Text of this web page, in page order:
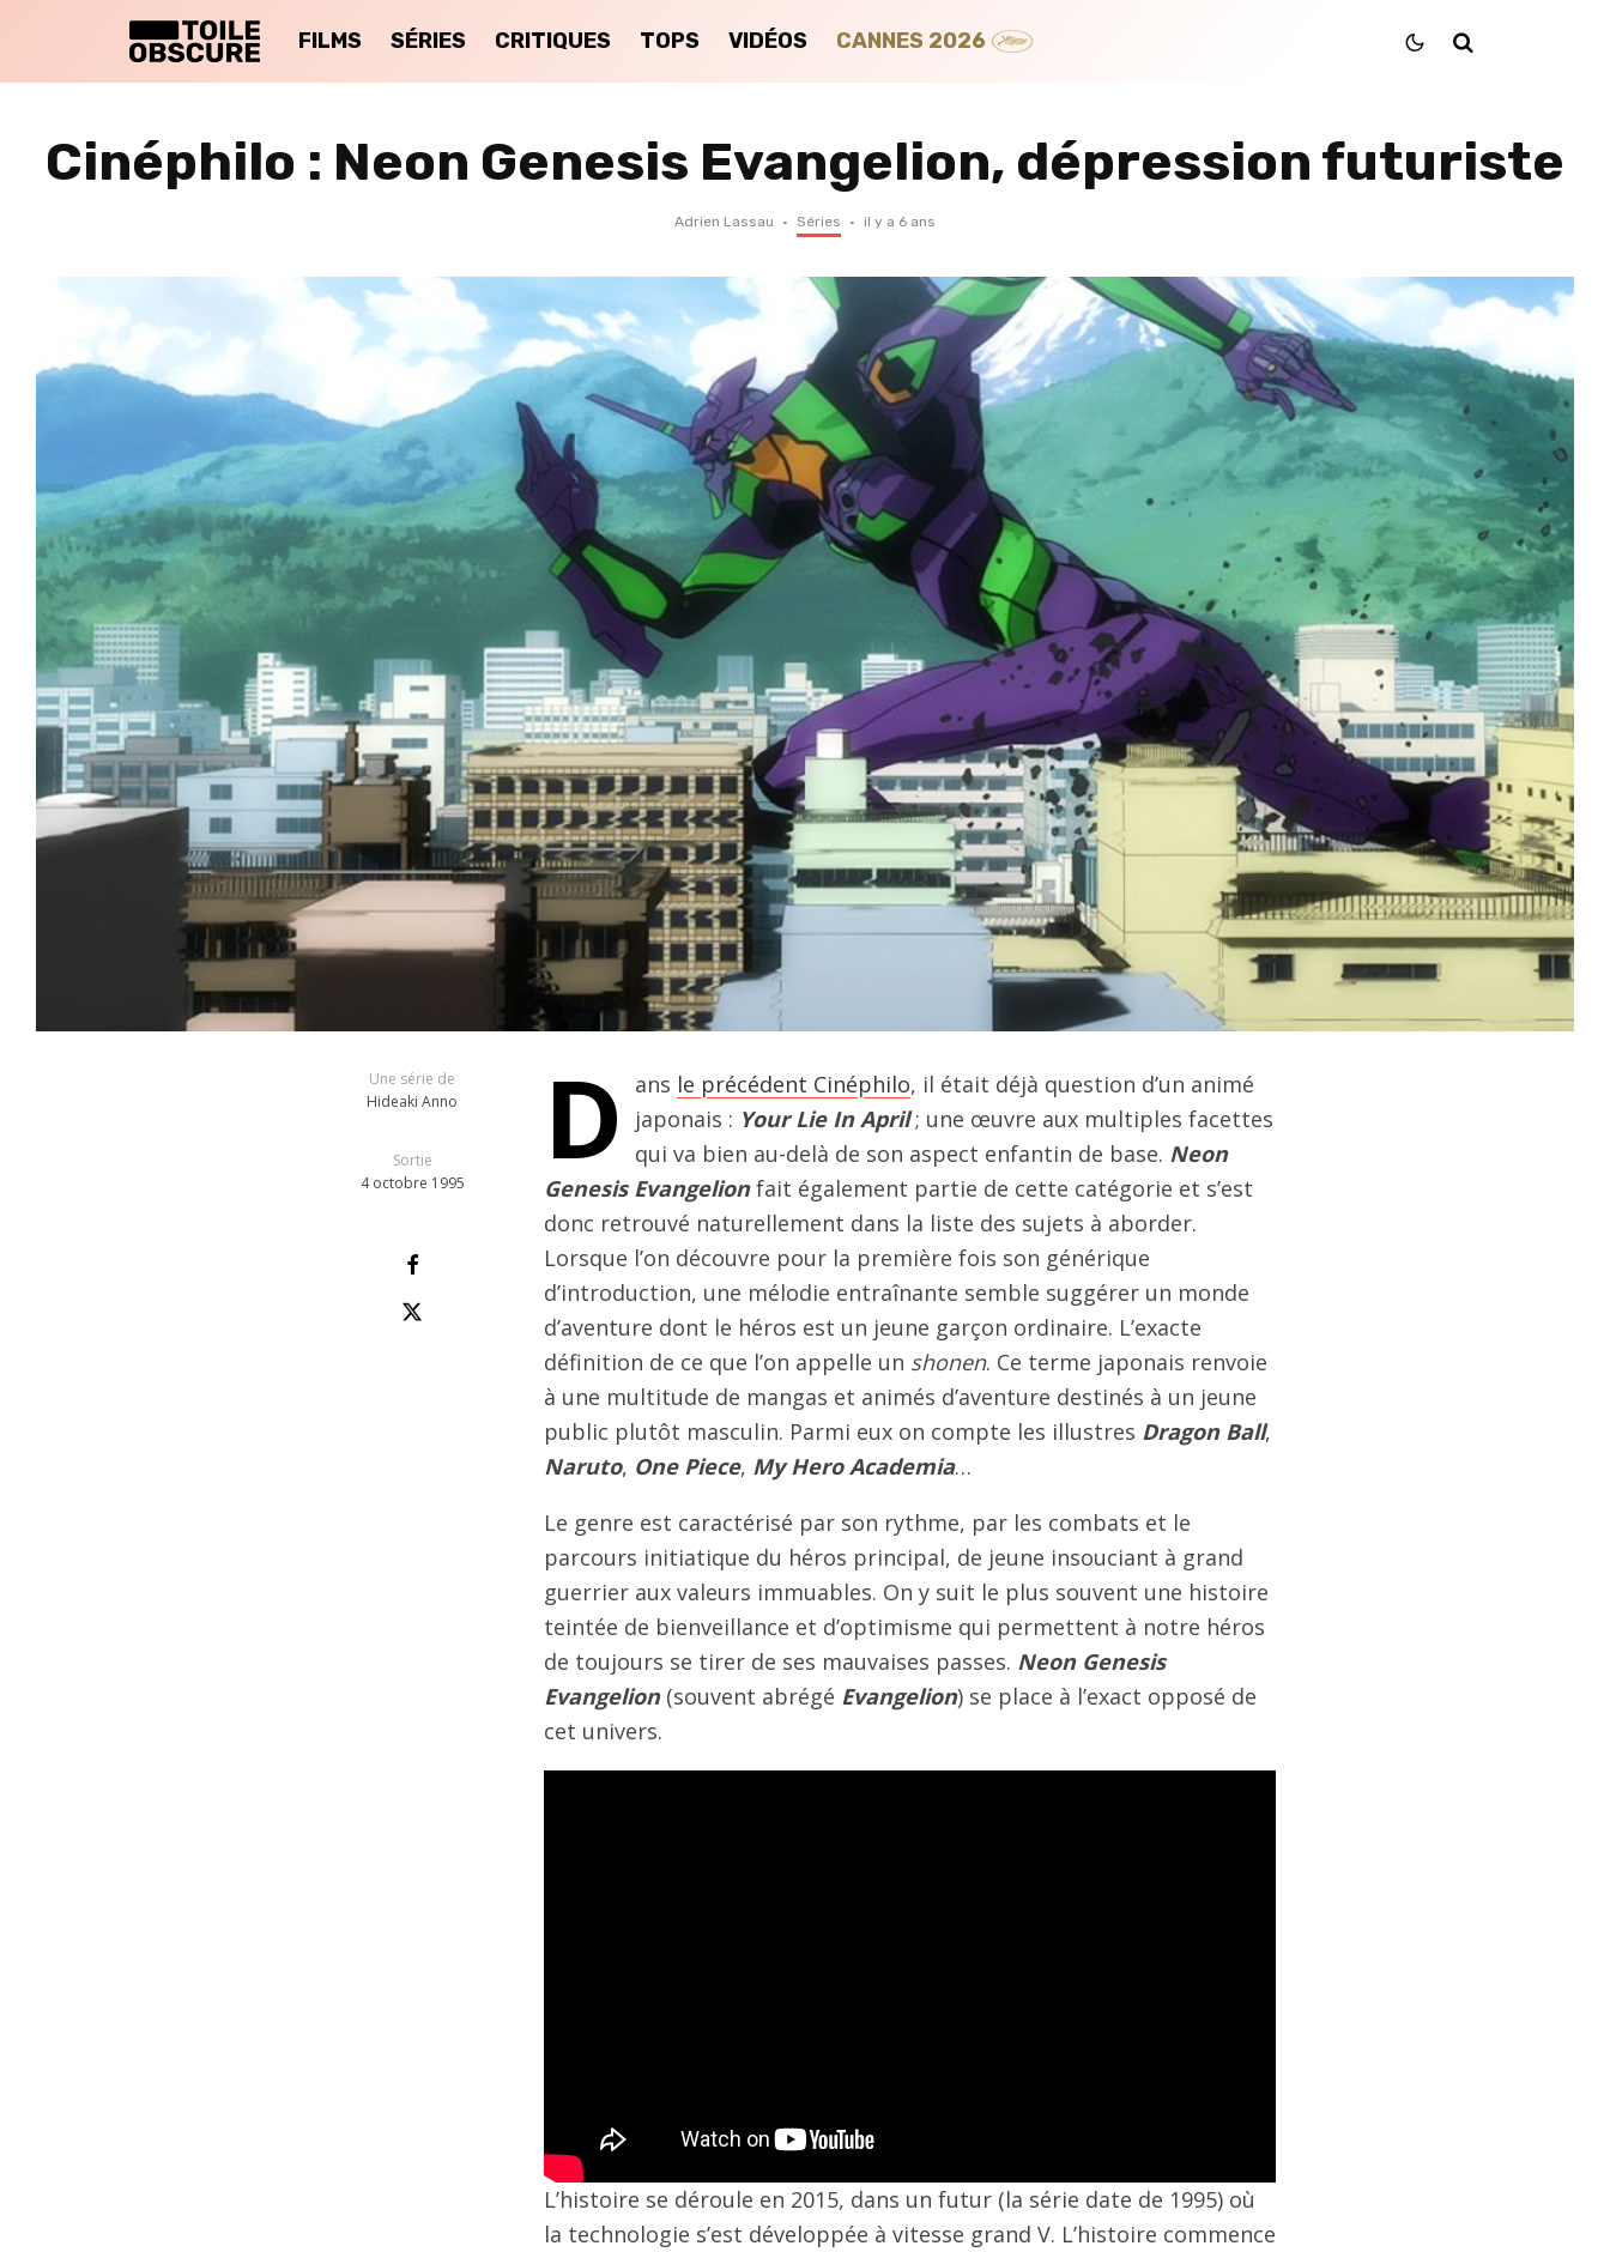
FILMS SÉRIES CRITIQUES TOPS VIDÉOS CANNES 2026
Cinéphilo : Neon Genesis Evangelion, dépression futuriste
Adrien Lassau · Séries · il y a 6 ans
Une série de
Hideaki Anno
Sortie
4 octobre 1995
D ans le précédent Cinéphilo, il était déjà question d’un animé
japonais : Your Lie In April; une œuvre aux multiples facettes
qui va bien au-delà de son aspect enfantin de base. Neon
Genesis Evangelion fait également partie de cette catégorie et s’est
donc retrouvé naturellement dans la liste des sujets à aborder.
Lorsque l’on découvre pour la première fois son générique
d’introduction, une mélodie entraînante semble suggérer un monde
d’aventure dont le héros est un jeune garçon ordinaire. L’exacte
définition de ce que l’on appelle un shonen. Ce terme japonais renvoie
à une multitude de mangas et animés d’aventure destinés à un jeune
public plutôt masculin. Parmi eux on compte les illustres Dragon Ball,
Naruto, One Piece, My Hero Academia…
Le genre est caractérisé par son rythme, par les combats et le
parcours initiatique du héros principal, de jeune insouciant à grand
guerrier aux valeurs immuables. On y suit le plus souvent une histoire
teintée de bienveillance et d’optimisme qui permettent à notre héros
de toujours se tirer de ses mauvaises passes. Neon Genesis
Evangelion(souvent abrégé Evangelion) se place à l’exact opposé de
cet univers.
L’histoire se déroule en 2015, dans un futur (la série date de 1995) où
la technologie s’est développée à vitesse grand V. L’histoire commence